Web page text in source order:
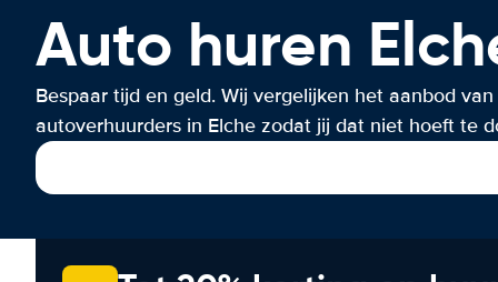
Auto huren
Bespaar tijd en geld. Wij vergelijken het aanbod van
autoverhuurders in Elche zodat jij dat niet hoeft te